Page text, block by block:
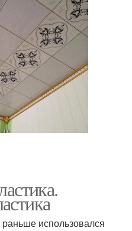
использовался